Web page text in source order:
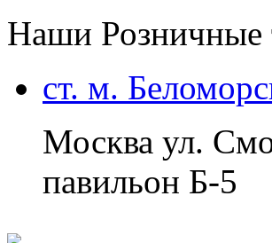
Наши Розничные
ст. м.
Москва ул.
павильон Б-5